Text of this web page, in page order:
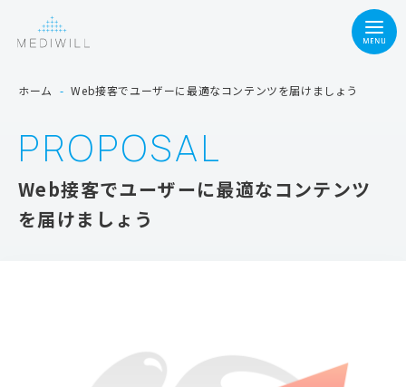
ホーム - Web接客でユーザーに最適なコンテンツを届けましょう
PROPOSAL
Web接客でユーザーに最適なコンテンツ
を届けましょう